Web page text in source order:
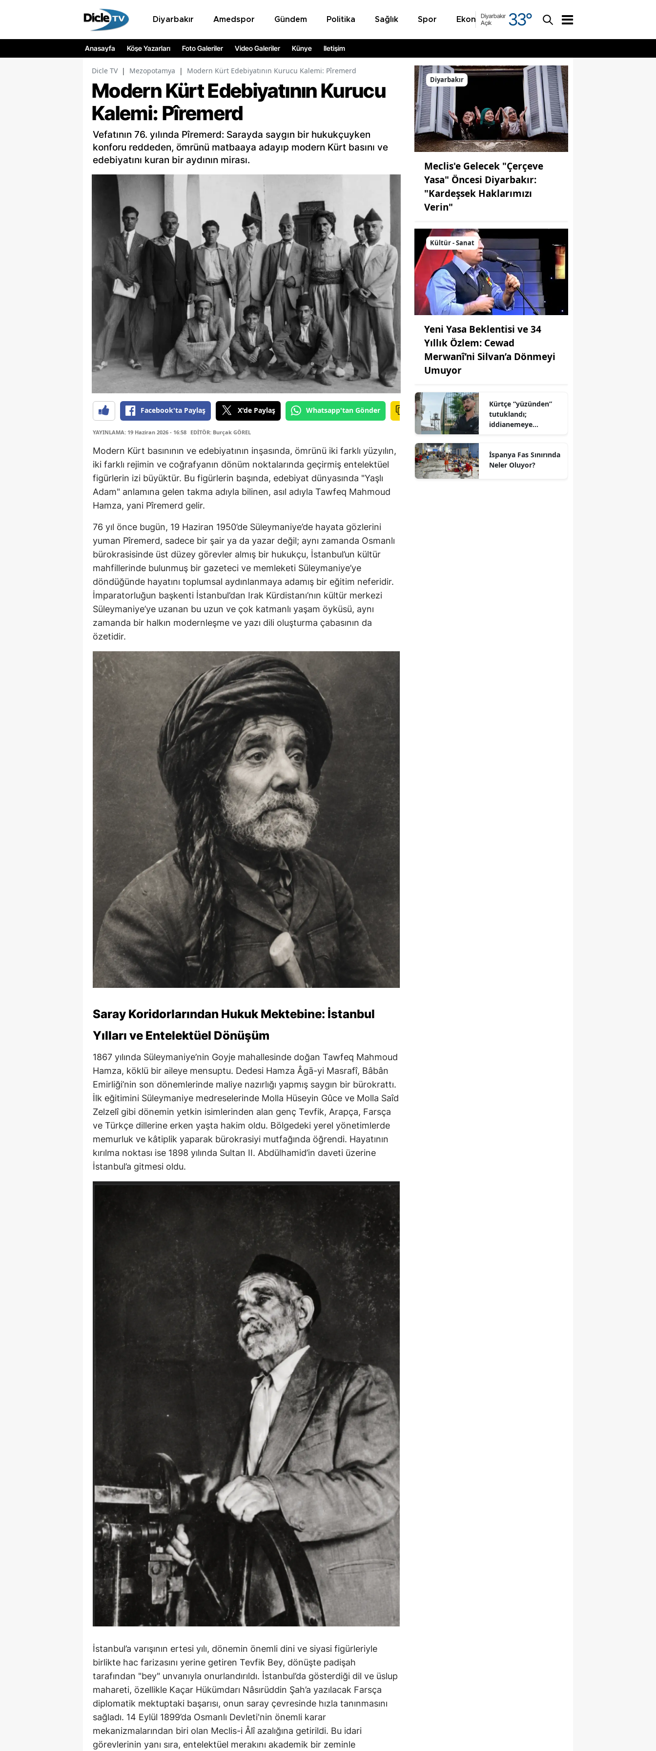
Diyarbakır Amedspor Gündem Politika Sağlık Spor Ekonomi Asayiş
Diyarbakır
Açık
33°
Anasayfa Köşe Yazarları Foto Galeriler Video Galeriler Künye İletişim
Dicle TV | Mezopotamya | Modern Kürt Edebiyatının Kurucu Kalemi: Pîremerd
Modern Kürt Edebiyatının Kurucu
Kalemi: Pîremerd
Vefatının 76. yılında Pîremerd: Sarayda saygın bir hukukçuyken
konforu reddeden, ömrünü matbaaya adayıp modern Kürt basını ve
edebiyatını kuran bir aydının mirası.
Facebook'ta Paylaş X'de Paylaş Whatsapp'tan Gönder
YAYINLAMA: 19 Haziran 2026 - 16:58 EDİTÖR: Burçak GÖREL
Modern Kürt basınının ve edebiyatının inşasında, ömrünü iki farklı yüzyılın,
iki farklı rejimin ve coğrafyanın dönüm noktalarında geçirmiş entelektüel
figürlerin izi büyüktür. Bu figürlerin başında, edebiyat dünyasında "Yaşlı
Adam" anlamına gelen takma adıyla bilinen, asıl adıyla Tawfeq Mahmoud
Hamza, yani Pîremerd gelir.
76 yıl önce bugün, 19 Haziran 1950’de Süleymaniye’de hayata gözlerini
yuman Pîremerd, sadece bir şair ya da yazar değil; aynı zamanda Osmanlı
bürokrasisinde üst düzey görevler almış bir hukukçu, İstanbul’un kültür
mahfillerinde bulunmuş bir gazeteci ve memleketi Süleymaniye’ye
döndüğünde hayatını toplumsal aydınlanmaya adamış bir eğitim neferidir.
İmparatorluğun başkenti İstanbul’dan Irak Kürdistanı’nın kültür merkezi
Süleymaniye’ye uzanan bu uzun ve çok katmanlı yaşam öyküsü, aynı
zamanda bir halkın modernleşme ve yazı dili oluşturma çabasının da
özetidir.
Saray Koridorlarından Hukuk Mektebine: İstanbul
Yılları ve Entelektüel Dönüşüm
1867 yılında Süleymaniye’nin Goyje mahallesinde doğan Tawfeq Mahmoud
Hamza, köklü bir aileye mensuptu. Dedesi Hamza Âgā-yi Masrafî, Bâbân
Emirliği’nin son dönemlerinde maliye nazırlığı yapmış saygın bir bürokrattı.
İlk eğitimini Süleymaniye medreselerinde Molla Hüseyin Gûce ve Molla Saîd
Zelzelî gibi dönemin yetkin isimlerinden alan genç Tevfik, Arapça, Farsça
ve Türkçe dillerine erken yaşta hakim oldu. Bölgedeki yerel yönetimlerde
memurluk ve kâtiplik yaparak bürokrasiyi mutfağında öğrendi. Hayatının
kırılma noktası ise 1898 yılında Sultan II. Abdülhamid’in daveti üzerine
İstanbul’a gitmesi oldu.
İstanbul’a varışının ertesi yılı, dönemin önemli dini ve siyasi figürleriyle
birlikte hac farizasını yerine getiren Tevfik Bey, dönüşte padişah
tarafından "bey" unvanıyla onurlandırıldı. İstanbul’da gösterdiği dil ve üslup
mahareti, özellikle Kaçar Hükümdarı Nâsırüddin Şah’a yazılacak Farsça
diplomatik mektuptaki başarısı, onun saray çevresinde hızla tanınmasını
sağladı. 14 Eylül 1899’da Osmanlı Devleti'nin önemli karar
mekanizmalarından biri olan Meclis-i Âlî azalığına getirildi. Bu idari
görevlerinin yanı sıra, entelektüel merakını akademik bir zeminle
Diyarbakır
Meclis'e Gelecek "Çerçeve
Yasa" Öncesi Diyarbakır:
"Kardeşsek Haklarımızı
Verin"
Kültür - Sanat
Yeni Yasa Beklentisi ve 34
Yıllık Özlem: Cewad
Merwanî’ni Silvan’a Dönmeyi
Umuyor
Kürtçe “yüzünden”
tutuklandı;
iddianemeye
İspanya Fas Sınırında
Neler Oluyor?